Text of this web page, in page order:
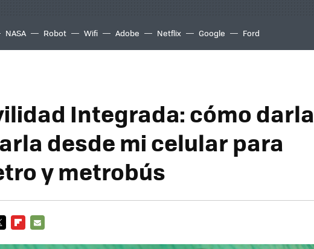
NASA Robot Wifi Adobe Netflix Google Ford
Integrada: cómo darla
desde mi celular para
y metrobús